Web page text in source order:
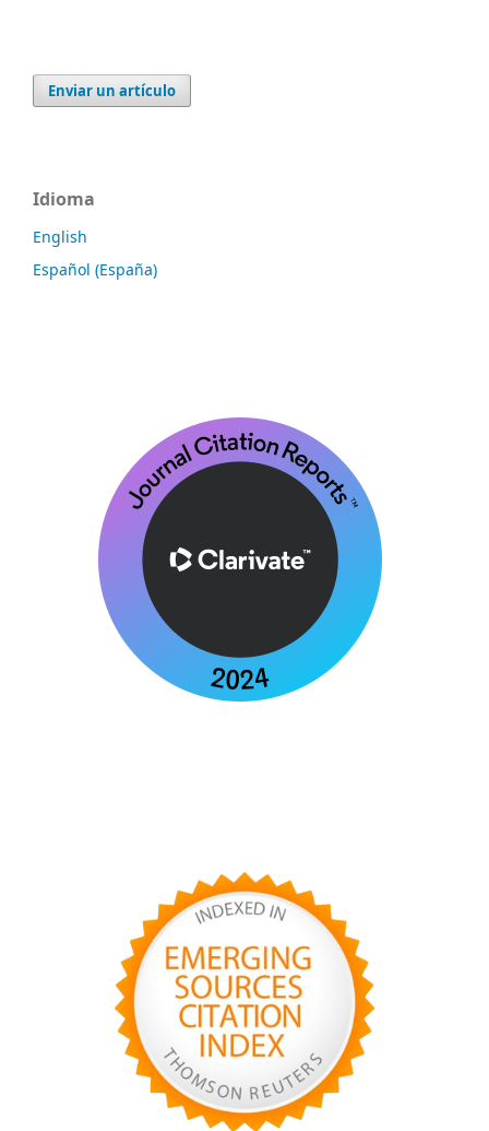
Enviar un artículo
Idioma
English
Español (España)